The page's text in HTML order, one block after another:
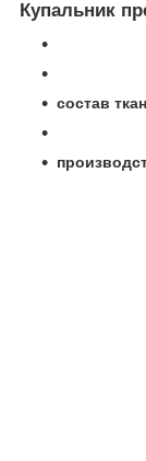
Купальник
состав